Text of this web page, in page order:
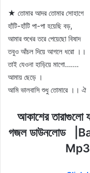
★ তোমার আদর তোমার সোহাগে
হাঁটি-হাঁটি পা-পা হয়েছি বড়,
আমার শুখের তরে পেয়েছো বিষাদ
তবুও আঁচল দিয়ে আগলে ধরো ।।
তাই যেওনা হাড়িয়ে মাগো…….
আমায় ছেড়ে ।
আমি ভালবাসি শুধু তোমারে ।। ঐ
আকাশের তারাগুলো
গজল ডাউনলোড
Mp3